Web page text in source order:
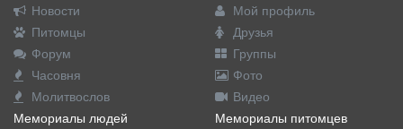
Новости
Питомцы
Форум
Часовня
Молитвослов
Мой профиль
Друзья
Группы
Фото
Видео
Мемориалы людей
Мемориалы питомцев